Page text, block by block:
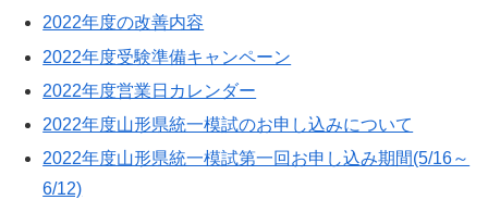
2022年度の改善内容
2022年度受験準備キャンペーン
2022年度営業日カレンダー
2022年度山形県統一模試のお申し込みについて
2022年度山形県統一模試第一回お申し込み期間(5/16～
6/12)